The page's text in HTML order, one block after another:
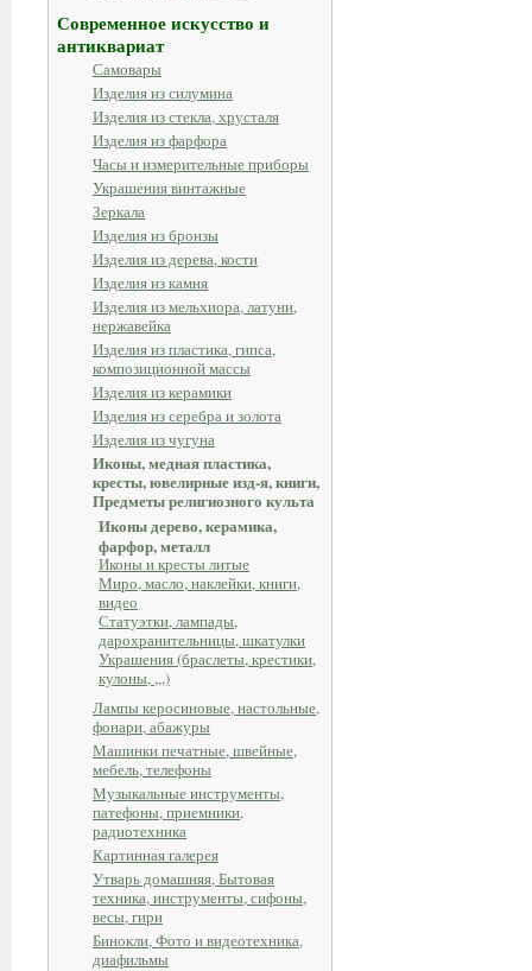
Современное искусство и
антиквариат
Самовары
Изделия из силумина
Изделия из стекла, хрусталя
Изделия из фарфора
Часы и измерительные приборы
Украшения винтажные
Зеркала
Изделия из бронзы
Изделия из дерева, кости
Изделия из камня
Изделия из мельхиора, латуни,
нержавейка
Изделия из пластика, гипса,
композиционной массы
Изделия из керамики
Изделия из серебра и золота
Изделия из чугуна
Иконы, медная пластика,
кресты, ювелирные изд-я, книги,
Предметы религиозного культа
Иконы дерево, керамика,
фарфор, металл
Иконы и кресты литые
Миро, масло, наклейки, книги,
видео
Статуэтки, лампады,
дарохранительницы, шкатулки
Украшения (браслеты, крестики,
кулоны, ,,,)
Лампы керосиновые, настольные,
фонари, абажуры
Машинки печатные, швейные,
мебель, телефоны
Музыкальные инструменты,
патефоны, приемники,
радиотехника
Картинная галерея
Утварь домашняя, Бытовая
техника, инструменты, сифоны,
весы, гири
Бинокли, Фото и видеотехника,
диафильмы